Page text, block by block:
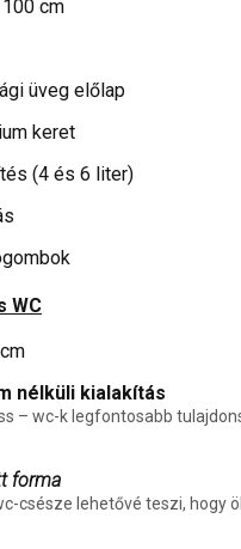
cm
üveg előlap
keret
(4 és 6 liter)
WC
nélküli kialakítás
– wc-k legfontosabb
forma
csésze lehetővé teszi,